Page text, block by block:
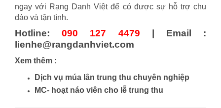
ngay với Rạng Danh Việt để có được sự hỗ trợ chu
đáo và tận tình.
Hotline:090 127 4479 | Email :
lienhe@rangdanhviet.com
Xem thêm :
Dịch vụ múa lân trung thu chuyên nghiệp
MC- hoạt náo viên cho lễ trung thu